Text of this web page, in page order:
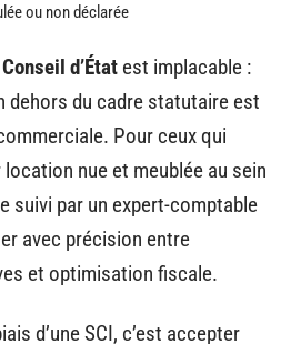
ou non déclarée
Conseil d’État est implacable :
dehors du cadre statutaire est
Pour ceux qui
nue et meublée au sein
suivi par un expert-comptable
avec précision entre
et optimisation fiscale.
d’une SCI, c’est accepter